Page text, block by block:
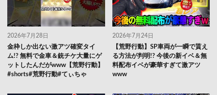
2026年7月28日
金枠しか出ない激アツ確変タイ
ム!? 無料で金車＆銃チケ大量にゲ
ットしたんだがwww【荒野行動】
#shorts#荒野行動#てぃちゃ
2026年7月24日
【荒野行動】SP車両が一瞬で貰え
る方法が判明!? 今後の新イベ＆無
料配布イベが豪華すぎて激アツ
www